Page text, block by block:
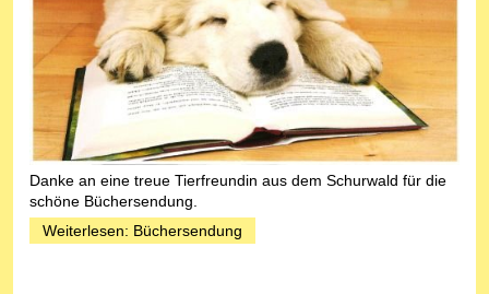
Danke an eine treue Tierfreundin aus dem Schurwald für die
schöne Büchersendung.
Weiterlesen: Büchersendung